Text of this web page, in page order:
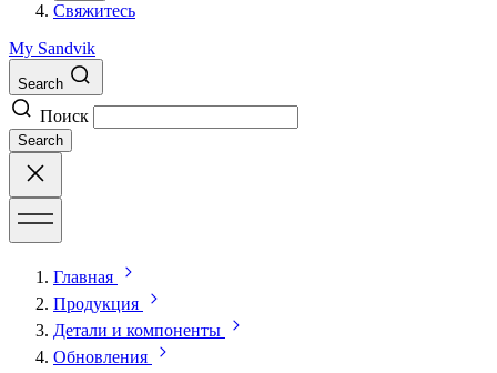
Свяжитесь
My Sandvik
Search
Поиск
Search
Главная
Продукция
Детали и компоненты
Обновления